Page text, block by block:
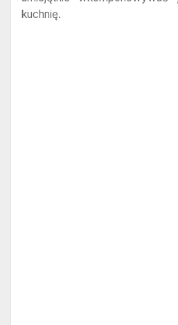
kuchnię.